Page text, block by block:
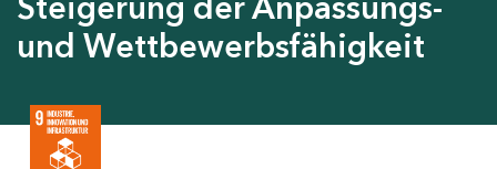
und Wettbewerbsfähigkeit